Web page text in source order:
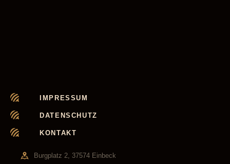
IMPRESSUM
DATENSCHUTZ
KONTAKT
Burgplatz 2, 37574 Einbeck